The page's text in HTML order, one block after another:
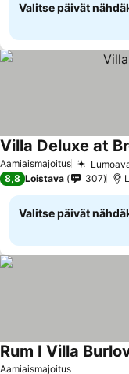
Valitse päivät
Aamiaismajoitus
Villa Deluxe at
8,8 Loistava 307
Valitse päivät
Aamiaismajoitus
Rum I Villa